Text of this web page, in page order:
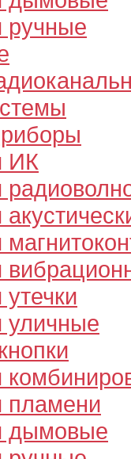
ручные
ИК
уличные
пламени
дымовые